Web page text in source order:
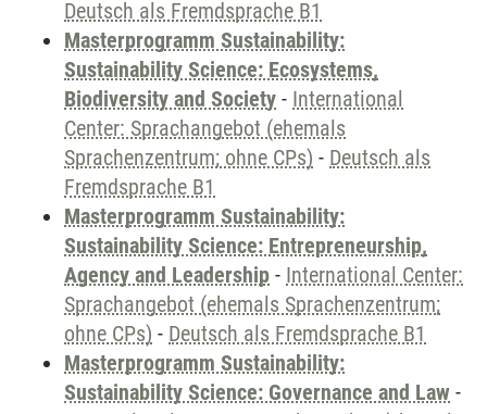
Deutsch als Fremdsprache B1
Masterprogramm Sustainability:
Sustainability Science: Ecosystems,
Biodiversity and Society - International
Center: Sprachangebot (ehemals
Sprachenzentrum; ohne CPs) - Deutsch als
Fremdsprache B1
Masterprogramm Sustainability:
Sustainability Science: Entrepreneurship,
Agency and Leadership - International Center:
Sprachangebot (ehemals Sprachenzentrum;
ohne CPs) - Deutsch als Fremdsprache B1
Masterprogramm Sustainability:
Sustainability Science: Governance and Law -